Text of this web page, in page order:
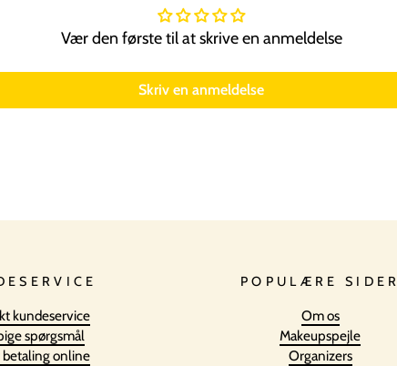
Vær den første til at skrive en anmeldelse
Skriv en anmeldelse
kundeservice
spørgsmål
betaling online
POPULÆRE SIDER
Om os
Makeupspejle
Organizers